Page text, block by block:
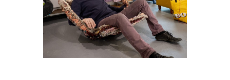
VRIJWILLIGERS & STAGIAIRES